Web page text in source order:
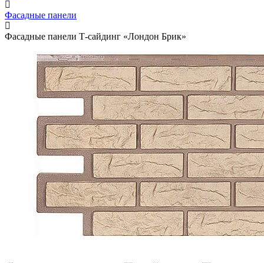
Фасадные панели
Фасадные панели Т-сайдинг «Лондон Брик»